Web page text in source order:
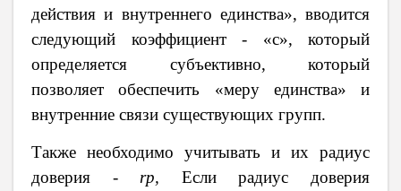
действия и внутреннего единства», вводится
следующий коэффициент - «с», который
определяется субъективно, который
позволяет обеспечить «меру единства» и
внутренние связи существующих групп.
Также необходимо учитывать и их радиус
доверия - rр, Если радиус доверия